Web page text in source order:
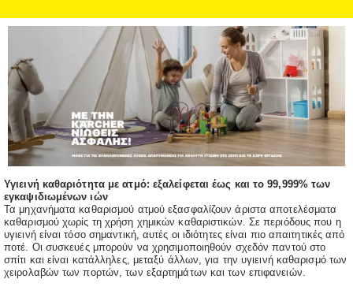
Υγιεινή καθαριότητα με ατμό: εξαλείφεται έως και το 99,999% των
εγκαψιδιωμένων ιών
Τα μηχανήματα καθαρισμού ατμού εξασφαλίζουν άριστα αποτελέσματα
καθαρισμού χωρίς τη χρήση χημικών καθαριστικών. Σε περιόδους που η
υγιεινή είναι τόσο σημαντική, αυτές οι ιδιότητες είναι πιο απαιτητικές από
ποτέ. Οι συσκευές μπορούν να χρησιμοποιηθούν σχεδόν παντού στο
σπίτι και είναι κατάλληλες, μεταξύ άλλων, για την υγιεινή καθαρισμό των
χειρολαβών των πορτών, των εξαρτημάτων και των επιφανειών.